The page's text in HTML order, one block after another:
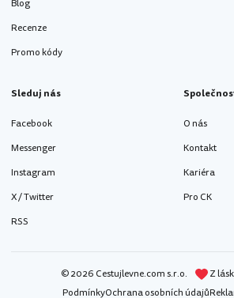
Blog
Recenze
Promo kódy
Sleduj nás
Facebook
Messenger
Instagram
X / Twitter
RSS
O nás
Kontakt
Kariéra
Pro CK
© 2026 Cestujlevne.com s.r.o.
Z
PodmínkyOchrana osobních údajů